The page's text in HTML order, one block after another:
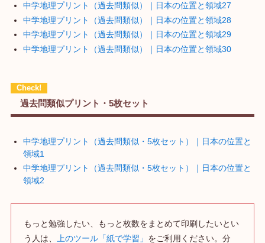
中学地理プリント（過去問類似）｜日本の位置と領域27
中学地理プリント（過去問類似）｜日本の位置と領域28
中学地理プリント（過去問類似）｜日本の位置と領域29
中学地理プリント（過去問類似）｜日本の位置と領域30
過去問類似プリント・5枚セット
中学地理プリント（過去問類似・5枚セット）｜日本の位置と
領域1
中学地理プリント（過去問類似・5枚セット）｜日本の位置と
領域2
もっと勉強したい、もっと枚数をまとめて印刷したいとい
う人は、 上のツール「紙で学習」 をご利用ください。分